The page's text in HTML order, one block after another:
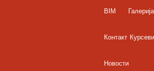
BIM Галерија
Контакт Курсеви
Новости